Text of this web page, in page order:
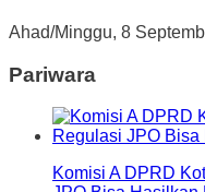
Ahad/Minggu, 8
Pariwara
Komisi A DPRD